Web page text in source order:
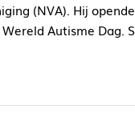
(NVA). Hij
Autisme Dag.